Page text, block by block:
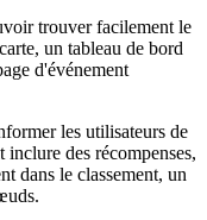
trouver facilement le
un tableau de bord
d'événement
les utilisateurs de
des récompenses,
dans le classement, un